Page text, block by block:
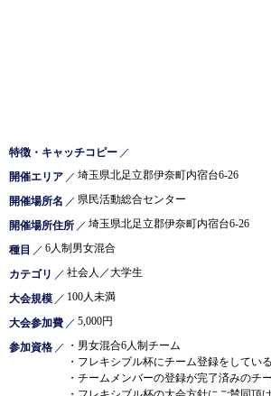
特徴・キャッチコピー ／
開催エリア ／ 埼玉県北足立郡伊奈町内宿台6-26
開催場所名 ／ 県民活動総合センター
開催場所住所 ／ 埼玉県北足立郡伊奈町内宿台6-26
種目 ／ 6人制男女混合
カテゴリ ／ 社会人／大学生
大会規模 ／ 100人未満
大会参加費 ／ 5,000円
参加資格 ／
・男女混合6人制チーム
・フレキシブル杯にチーム登録をしてい
・チームメンバーの登録が完了済みのチ
・フレキシブル杯の大会方針にご賛同頂